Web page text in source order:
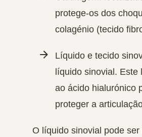
protege-os dos
colagénio (tecido
Líquido e tecido
líquido sinovial.
ao ácido hialurónico
proteger a
O líquido sinovial pode ser